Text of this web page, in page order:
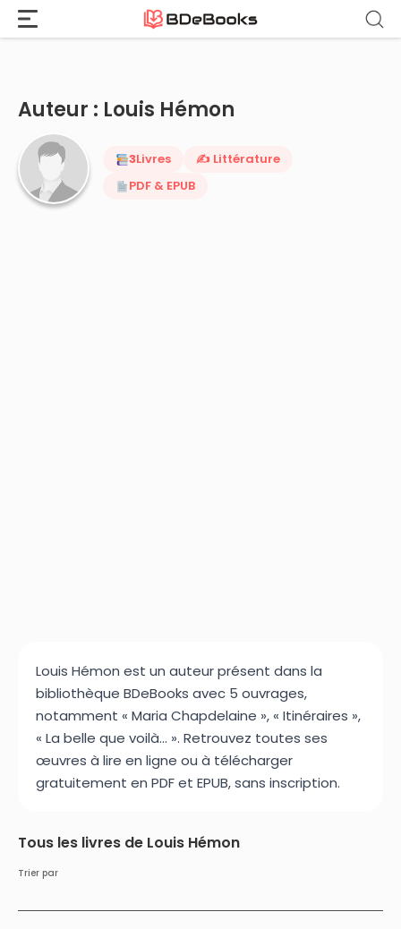
Accueil
Auteur : Louis Hémon
3Livres
✍️ Littérature
PDF & EPUB
Louis Hémon est un auteur présent dans la
bibliothèque BDeBooks avec 5 ouvrages,
notamment « Maria Chapdelaine », « Itinéraires »,
« La belle que voilà... ». Retrouvez toutes ses
œuvres à lire en ligne ou à télécharger
gratuitement en PDF et EPUB, sans inscription.
Tous les livres de Louis Hémon
Trier par